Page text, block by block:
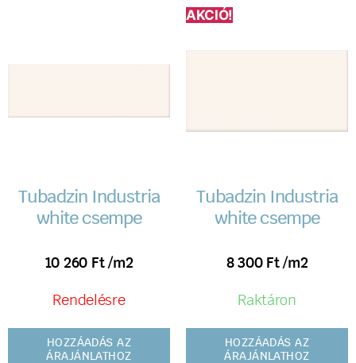
Tubadzin Industria
white csempe
10 260 Ft /m2
Rendelésre
HOZZÁADÁS AZ
ÁRAJÁNLATHOZ
AKCIÓ!
Tubadzin Industria
white csempe
8 300 Ft /m2
Raktáron
HOZZÁADÁS AZ
ÁRAJÁNLATHOZ